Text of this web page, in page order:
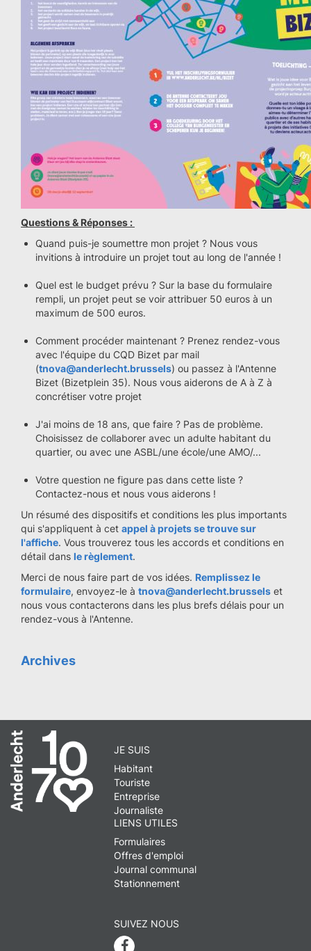
Questions & Réponses :
Quand puis-je soumettre mon projet ? Nous vous
invitions à introduire un projet tout au long de l'année !
Quel est le budget prévu ? Sur la base du formulaire
rempli, un projet peut se voir attribuer 50 euros à un
maximum de 500 euros.
Comment procéder maintenant ? Prenez rendez-vous
avec l'équipe du CQD Bizet par mail
(tnova@anderlecht.brussels) ou passez à l'Antenne
Bizet (Bizetplein 35). Nous vous aiderons de A à Z à
concrétiser votre projet
J'ai moins de 18 ans, que faire ? Pas de problème.
Choisissez de collaborer avec un adulte habitant du
quartier, ou avec une ASBL/une école/une AMO/...
Votre question ne figure pas dans cette liste ?
Contactez-nous et nous vous aiderons !
Un résumé des dispositifs et conditions les plus importants
qui s'appliquent à cet appel à projets se trouve sur
l'affiche. Vous trouverez tous les accords et conditions en
détail dans le règlement.
Merci de nous faire part de vos idées. Remplissez le
formulaire, envoyez-le à tnova@anderlecht.brussels et
nous vous contacterons dans les plus brefs délais pour un
rendez-vous à l'Antenne.
Archives
JE SUIS
Habitant
Touriste
Entreprise
Journaliste
LIENS UTILES
Formulaires
Offres d'emploi
Journal communal
Stationnement
SUIVEZ NOUS
Facebook